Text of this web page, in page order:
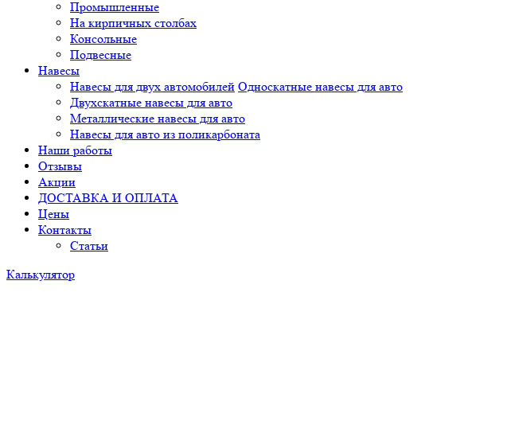
Промышленные
На кирпичных столбах
Консольные
Подвесные
Навесы
Навесы для двух автомобилей Односкатные навесы для авто
Двухскатные навесы для авто
Металлические навесы для авто
Навесы для авто из поликарбоната
Наши работы
Отзывы
Акции
ДОСТАВКА И ОПЛАТА
Цены
Контакты
Статьи
Калькулятор